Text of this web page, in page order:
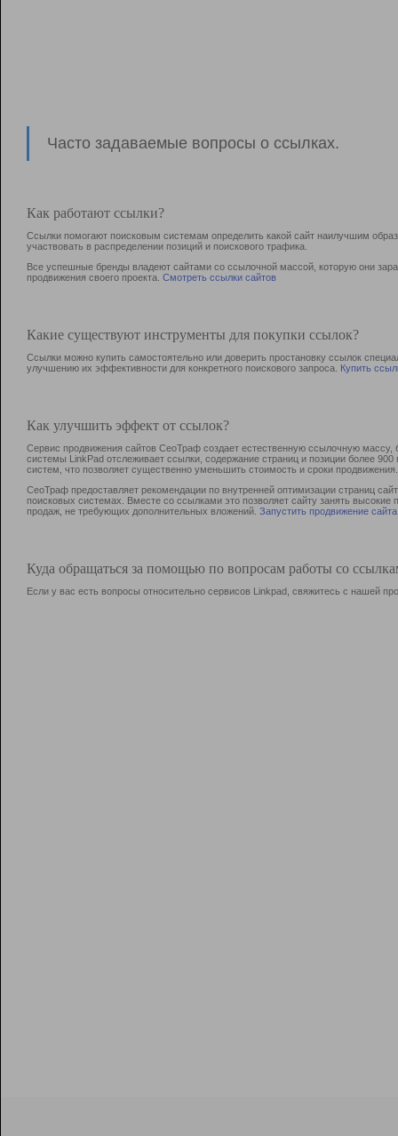
Часто задаваемые вопросы о ссылках.
Как работают ссылки?
Ссылки помогают поисковым системам определить какой сайт наилучшим
участвовать в раcпределении позиций и поискового трафика.
Все успешные бренды владеют сайтами со ссылочной массой, которую они
продвижения своего проекта. Смотреть ссылки сайтов
Какие существуют инструменты для покупки ссылок?
Ссылки можно купить самостоятельно или доверить простановку ссылок
улучшению их эффективности для конкретного поискового запроса. Купить
Как улучшить эффект от ссылок?
Сервис продвижения сайтов СеоТраф создает естественную ссылочную
системы LinkPad отслеживает ссылки, содержание страниц и позиции более
систем, что позволяет существенно уменьшить стоимость и сроки продвижения.
СеоТраф предоставляет рекомендации по внутренней оптимизации страниц
поисковых системах. Вместе со ссылками это позволяет сайту занять
продаж, не требующих дополнительных вложений. Запустить продвижение сайта
Куда обращаться за помощью по вопросам работы со
Если у вас есть вопросы относительно сервисов Linkpad, свяжитесь с нашей